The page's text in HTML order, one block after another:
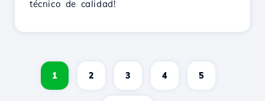
técnico de calidad!
1 2 3 4 5